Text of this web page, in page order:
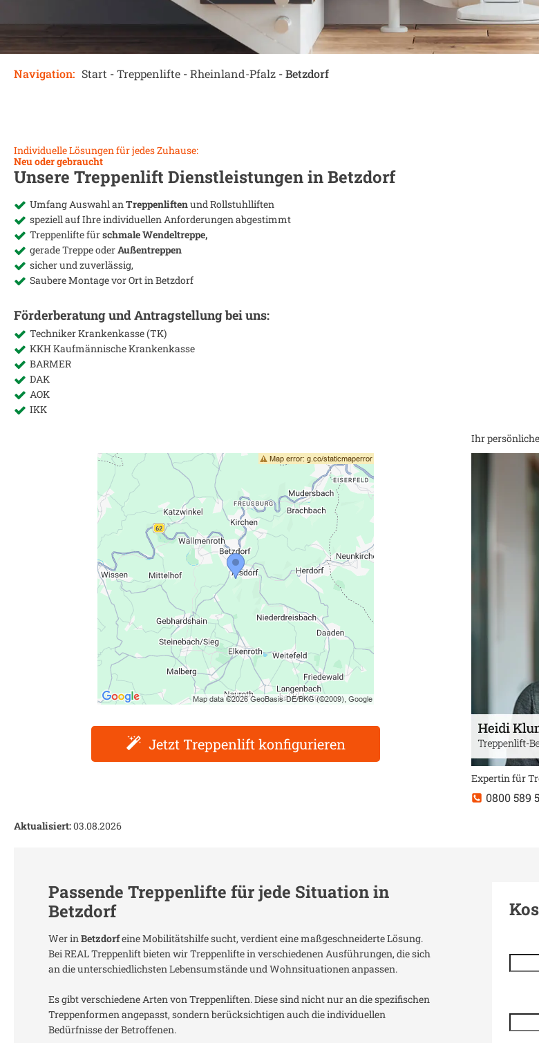
Navigation: Start -Treppenlifte -Rheinland-Pfalz -Betzdorf
Individuelle Lösungen für jedes Zuhause:
Neu oder gebraucht
Unsere Treppenlift Dienstleistungen inBetzdorf
Umfang Auswahl an Treppenliftenund Rollstuhlliften
speziell auf Ihre individuellen Anforderungen abgestimmt
Treppenlifte fürschmale Wendeltreppe,
gerade Treppe oderAußentreppen
sicher und zuverlässig,
Saubere Montage vor Ort in Betzdorf
Förderberatung und Antragstellung bei uns:
Techniker Krankenkasse (TK)
KKH Kaufmännische Krankenkasse
BARMER
DAK
AOK
IKK
Jetzt Treppenlift konfigurieren
Ihr
Expertin für
0800 589
Aktualisiert:03.08.2026
Passende Treppenlifte für jede Situation in
Betzdorf
Wer in Betzdorfeine Mobilitätshilfe sucht, verdient eine maßgeschneiderte Lösung.
Bei REAL Treppenlift bieten wir Treppenlifte in verschiedenen Ausführungen, die sich
an die unterschiedlichsten Lebensumstände und Wohnsituationen anpassen.
Es gibt verschiedene Arten von Treppenliften. Diese sind nicht nur an die spezifischen
Treppenformen angepasst, sondern berücksichtigen auch die individuellen
Bedürfnisse der Betroffenen.